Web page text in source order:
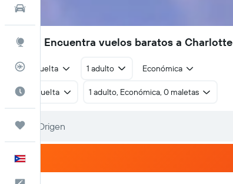
Explore
Rastreador
Cuándo ir
Trips
$130 | Encuentra vuelos baratos a Charlotte
Ida y vuelta 1 adulto Económica
Ida y vuelta 1 adulto, Económica, 0 maletas